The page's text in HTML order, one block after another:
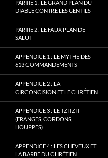
PARTIE 1 : LE GRAND PLAN DU
DIABLE CONTRE LES GENTILS
PARTIE 2 : LE FAUX PLAN DE
SALUT
APPENDICE 1 : LE MYTHE DES
613 COMMANDEMENTS
APPENDICE 2 : LA
CIRCONCISION ET LE CHRÉTIEN
APPENDICE 3 : LE TZITZIT
(FRANGES, CORDONS,
HOUPPES)
APPENDICE 4 : LES CHEVEUX ET
LA BARBE DU CHRÉTIEN